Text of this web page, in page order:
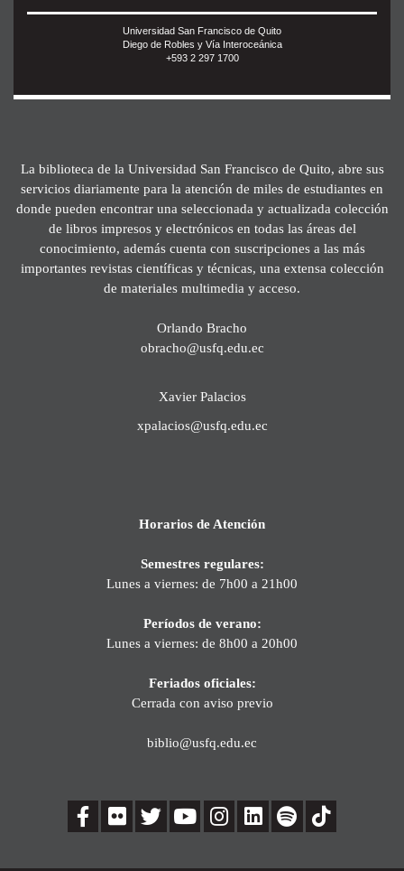
Universidad San Francisco de Quito
Diego de Robles y Vía Interoceánica
+593 2 297 1700
La biblioteca de la Universidad San Francisco de Quito, abre sus
servicios diariamente para la atención de miles de estudiantes en
donde pueden encontrar una seleccionada y actualizada colección
de libros impresos y electrónicos en todas las áreas del
conocimiento, además cuenta con suscripciones a las más
importantes revistas científicas y técnicas, una extensa colección
de materiales multimedia y acceso.
Orlando Bracho
obracho@usfq.edu.ec
Xavier Palacios
xpalacios@usfq.edu.ec
Horarios de Atención
Semestres regulares:
Lunes a viernes: de 7h00 a 21h00
Períodos de verano:
Lunes a viernes: de 8h00 a 20h00
Feriados oficiales:
Cerrada con aviso previo
biblio@usfq.edu.ec